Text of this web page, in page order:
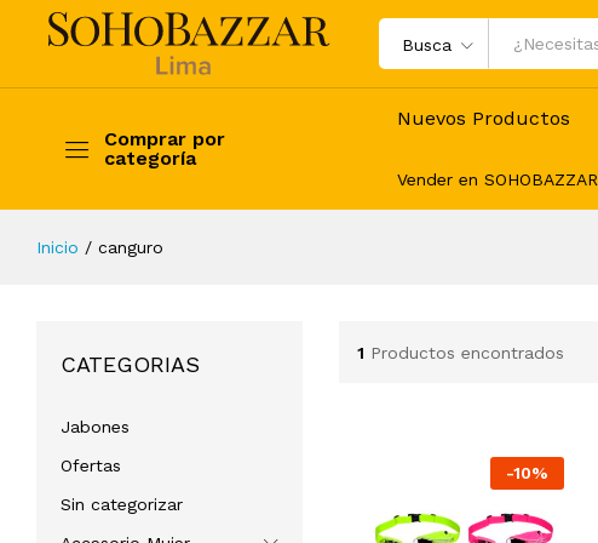
Busca
Comprar por
categoría
Nuevos Productos
Vender en SOHOBAZZAR
Inicio / canguro
1 Productos encontrados
-10%
CATEGORIAS
Jabones
Ofertas
Sin categorizar